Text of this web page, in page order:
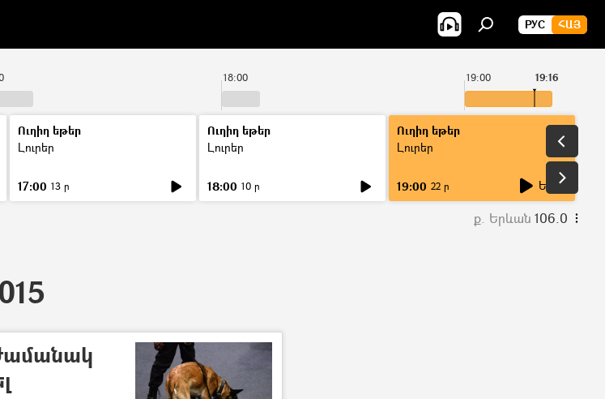
РУС ՀԱՅ
18:00 19:00 19:16
Ուղիղ եթեր
Լուրեր
17:00 13 ր
Ուղիղ եթեր
Լուրեր
18:00 10 ր
Ուղիղ եթեր
Լուրեր
19:00 22 ր Եթեր
ք. Երևան 106.0